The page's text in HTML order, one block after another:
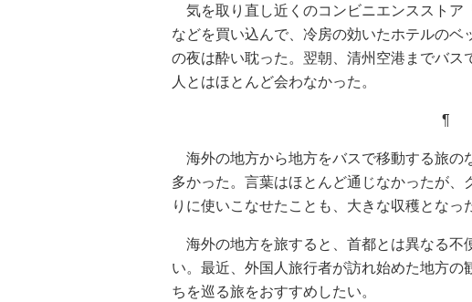
気を取り直し近くのコンビニエンスストア
などを買い込んで、冷房の効いたホテルの
の夜は酔い耽った。翌朝、清州空港までバス
人とはほとんど会わなかった。
¶
海外の地方から地方をバスで移動する旅の
多かった。言葉はほとんど通じなかったが
りに使いこなせたことも、大きな収穫となっ
海外の地方を旅すると、首都とは異なる不
い。最近、外国人旅行者が訪れ始めた地方の
ちを巡る旅をおすすめしたい。